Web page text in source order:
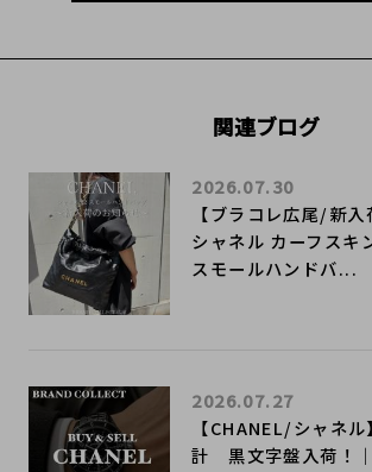
関連ブログ
【ブラコレ広尾/新
シャネル カーフスキ
スモールハンドバ...
2026.07.30
【CHANEL/シャネ
計 黒文字盤入荷！
2026.07.27